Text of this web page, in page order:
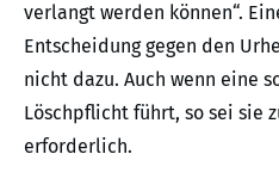
verlangt werden können“.
Entscheidung gegen den
nicht dazu. Auch wenn eine
Löschpflicht führt, so sei sie
erforderlich.